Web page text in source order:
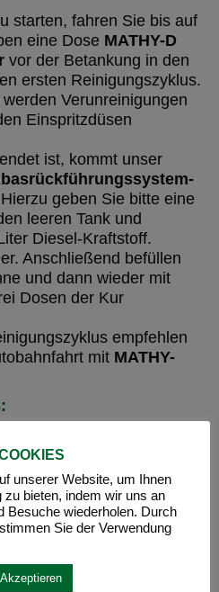
starten, fahren Sie bis auf
eine Dose MATHY-D
vor der Betankung in den
ersten Reinigungszyklus.
Verunreinigungen
Einspritzdüsen
ist, kommt unser
geben Sie bitte eine
leeren Tank und
Diesel-Kraftstoff.
Anschließend befüllen
und dann wieder mit
Dosen der Kur
empfehlen
mit MATHY-
(AGR) können mit
gereinigt werden. Sollte
teilweise oder
(gelb), kann auch hier
In diesen Fällen muss
oder manuell gereinigt
MATHY-AGR
unserer Website, um Ihnen
bieten, indem wir uns an
Besuche wiederholen. Durch
Sie der Verwendung
Akzeptieren